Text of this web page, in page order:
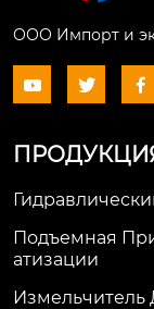
ООО Импорт и
  
Подъемная
Атизации
Измельчитель